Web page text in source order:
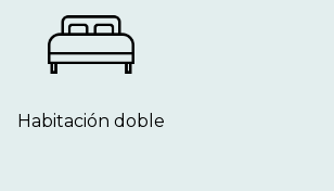
Habitación doble